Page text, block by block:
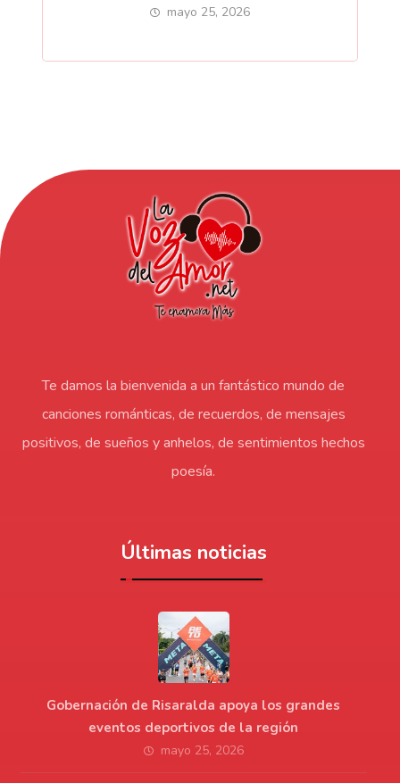
mayo 25, 2026
Te damos la bienvenida a un fantástico mundo de
canciones románticas, de recuerdos, de mensajes
positivos, de sueños y anhelos, de sentimientos hechos
poesía.
Últimas noticias
Gobernación de Risaralda apoya los grandes
eventos deportivos de la región
mayo 25, 2026